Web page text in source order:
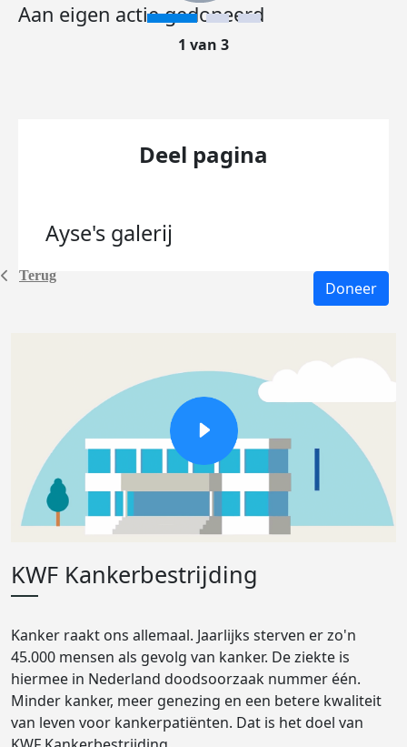
Terug
Aan eigen actie gedoneerd
1 van 3
Deel pagina
Ayse's galerij
Doneer
KWF Kankerbestrijding
Kanker raakt ons allemaal. Jaarlijks sterven er zo'n
45.000 mensen als gevolg van kanker. De ziekte is
hiermee in Nederland doodsoorzaak nummer één.
Minder kanker, meer genezing en een betere kwaliteit
van leven voor kankerpatiënten. Dat is het doel van